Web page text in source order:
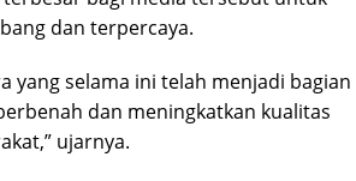
dan terpercaya.
yang selama ini telah menjadi bagian
dan meningkatkan kualitas
ujarnya.